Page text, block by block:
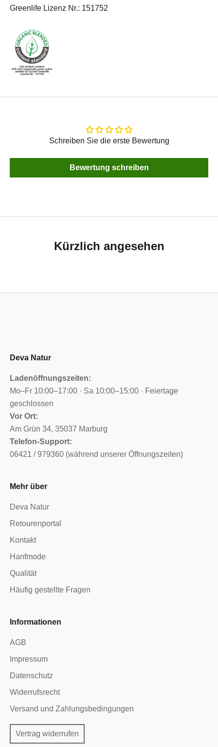
Greenlife Lizenz Nr.: 151752
Schreiben Sie die erste Bewertung
Bewertung schreiben
Kürzlich angesehen
Deva Natur
Ladenöffnungszeiten:
Mo–Fr 10:00–17:00 · Sa 10:00–15:00 · Feiertage
geschlossen
Vor Ort:
Am Grün 34, 35037 Marburg
Telefon-Support:
06421 / 979360 (während unserer Öffnungszeiten)
Mehr über
Deva Natur
Retourenportal
Kontakt
Hanfmode
Qualität
Häufig gestellte Fragen
Informationen
AGB
Impressum
Datenschutz
Widerrufsrecht
Versand und Zahlungsbedingungen
Vertrag widerrufen